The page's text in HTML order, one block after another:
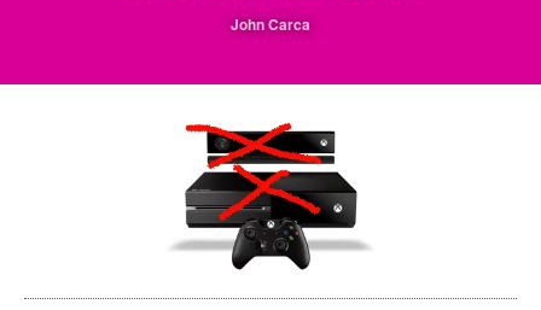
John Carca